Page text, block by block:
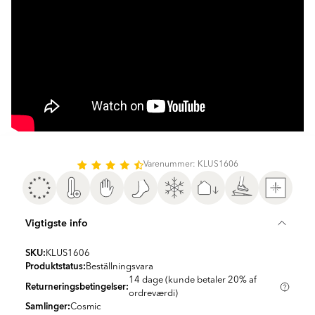
Varenummer: KLUS1606
Vigtigste info
SKU: KLUS1606
Produktstatus: Beställningsvara
Returneringsbetingelser:14 dage (kunde betaler 20% af
ordreværdi)
Samlinger:Cosmic